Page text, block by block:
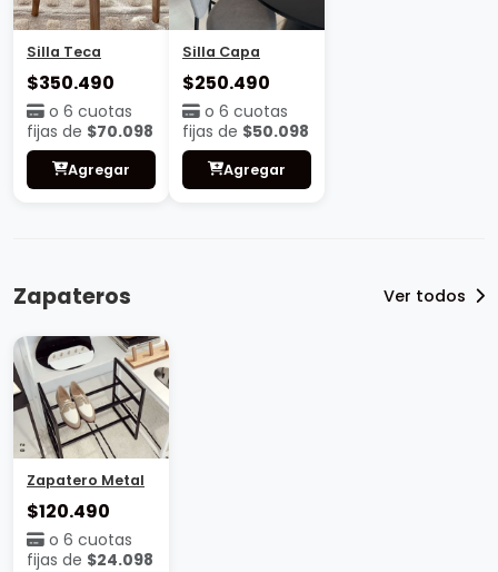
Silla Teca
$350.490
o 6 cuotas
fijas de $70.098
Agregar
Silla Capa
$250.490
o 6 cuotas
fijas de $50.098
Agregar
Zapateros Ver todos
Zapatero Metal
$120.490
o 6 cuotas
fijas de $24.098